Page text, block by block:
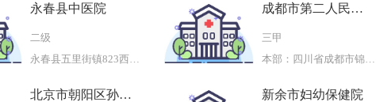
永春县中医院
二级
永春县五里街镇823西路161号
成都市第二人民医
三甲
本部：四川省成都市锦江区庆云南街
北京市朝阳区孙河
新余市妇幼保健院